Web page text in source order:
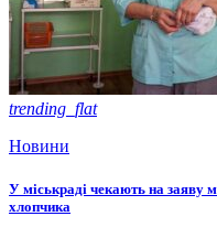
trending_flat
Новини
У міськраді чекають на заяву
хлопчика